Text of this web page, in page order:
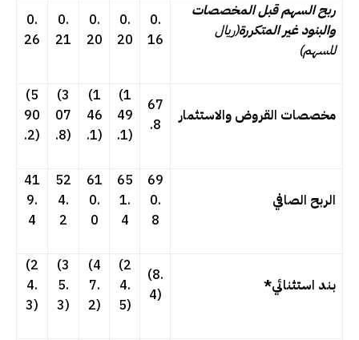
ربح السهم قبل المخصصات
والبنود غير المتكررة(ريال
للسهم)
0.
16
0.
20
0.
20
0.
21
0.
26
مخصصات القروض والاستثمار
67
.8
(1
49
.1)
(1
46
.1)
(3
07
.8)
(5
90
.2)
الربح الصافي
69
0.
8
65
1.
4
61
0.
0
52
4.
2
41
9.
4
بند استثنائي*
(8.
4)
(2
4.
5)
(4
7.
2)
(3
5.
3)
(2
4.
3)